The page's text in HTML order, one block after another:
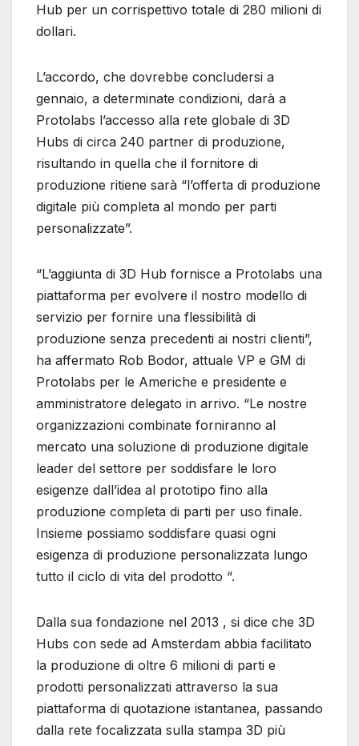
Hub per un corrispettivo totale di 280 milioni di
dollari.
L’accordo, che dovrebbe concludersi a
gennaio, a determinate condizioni, darà a
Protolabs l’accesso alla rete globale di 3D
Hubs di circa 240 partner di produzione,
risultando in quella che il fornitore di
produzione ritiene sarà “l’offerta di produzione
digitale più completa al mondo per parti
personalizzate”.
“L’aggiunta di 3D Hub fornisce a Protolabs una
piattaforma per evolvere il nostro modello di
servizio per fornire una flessibilità di
produzione senza precedenti ai nostri clienti”,
ha affermato Rob Bodor, attuale VP e GM di
Protolabs per le Americhe e presidente e
amministratore delegato in arrivo. “Le nostre
organizzazioni combinate forniranno al
mercato una soluzione di produzione digitale
leader del settore per soddisfare le loro
esigenze dall’idea al prototipo fino alla
produzione completa di parti per uso finale.
Insieme possiamo soddisfare quasi ogni
esigenza di produzione personalizzata lungo
tutto il ciclo di vita del prodotto “.
Dalla sua fondazione nel 2013 , si dice che 3D
Hubs con sede ad Amsterdam abbia facilitato
la produzione di oltre 6 milioni di parti e
prodotti personalizzati attraverso la sua
piattaforma di quotazione istantanea, passando
dalla rete focalizzata sulla stampa 3D più